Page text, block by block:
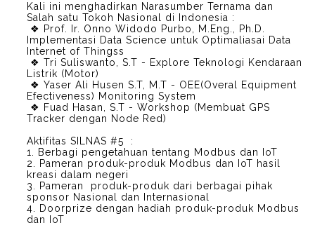
Kali ini menghadirkan Narasumber Ternama dan
Salah satu Tokoh Nasional di Indonesia :
❖ Prof. Ir. Onno Widodo Purbo, M.Eng., Ph.D.
Implementasi Data Science untuk Optimaliasai Data
Internet of Thingss
❖ Tri Suliswanto, S.T - Explore Teknologi Kendaraan
Listrik (Motor)
❖ Yaser Ali Husen S.T, M.T - OEE(Overal Equipment
Efectiveness) Monitoring System
❖ Fuad Hasan, S.T - Workshop (Membuat GPS
Tracker dengan Node Red)
Aktifitas SILNAS #5 :
1. Berbagi pengetahuan tentang Modbus dan IoT
2. Pameran produk-produk Modbus dan IoT hasil
kreasi dalam negeri
3. Pameran produk-produk dari berbagai pihak
sponsor Nasional dan Internasional
4. Doorprize dengan hadiah produk-produk Modbus
dan IoT